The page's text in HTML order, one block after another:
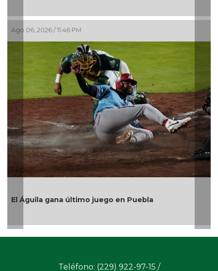
/ 11:46 PM
gana último juego en Puebla
Después
Medellín
Teléfono: (229) 922-97-15 /